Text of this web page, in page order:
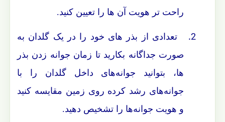
راحت تر هویت آن ها را تعیین کنید.
2.
تعدادی از بذر های خود را در یک گلدان به
صورت جداگانه بکارید تا زمان جوانه زدن بذر
ها، بتوانید جوانه‌های داخل گلدان را با
جوانه‌های رشد کرده روی زمین مقایسه کنید
و هویت جوانه‌ها را تشخیص دهید.